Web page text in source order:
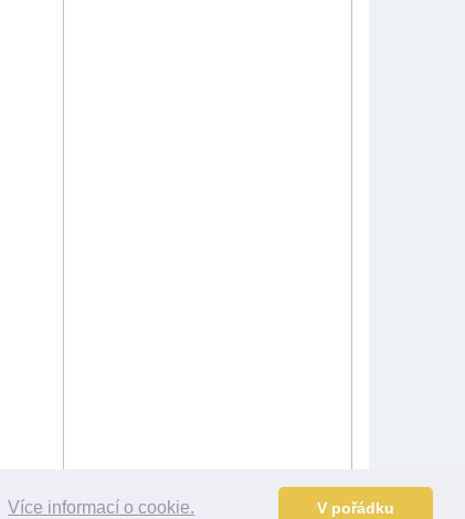
Více informací o cookie. V pořádku